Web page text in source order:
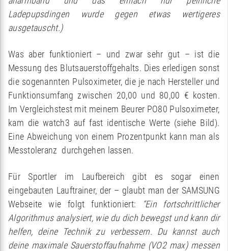
Ladepupsdingen wurde gegen etwas wertigeres
ausgetauscht.)
Was aber funktioniert – und zwar sehr gut – ist die
Messung des Blutsauerstoffgehalts. Dies erledigen sonst
die sogenannten Pulsoximeter, die je nach Hersteller und
Funktionsumfang zwischen 20,00 und 80,00 € kosten.
Im Vergleichstest mit meinem Beurer PO80 Pulsoximeter,
kam die watch3 auf fast identische Werte (siehe Bild).
Eine Abweichung von einem Prozentpunkt kann man als
Messtoleranz durchgehen lassen.
Für Sportler im Laufbereich gibt es sogar einen
eingebauten Lauftrainer, der – glaubt man der SAMSUNG
Webseite wie folgt funktioniert:
“Ein fortschrittlicher
Algorithmus analysiert, wie du dich bewegst und kann dir
helfen, deine Technik zu verbessern. Du kannst auch
deine maximale Sauerstoffaufnahme (VO2 max) messen